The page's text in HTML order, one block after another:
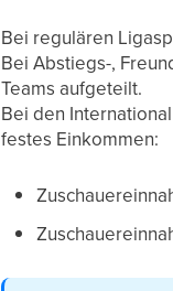
Bei regulären
Bei Abstiegs-,
Teams aufgeteilt.
Bei den
festes Einkommen: